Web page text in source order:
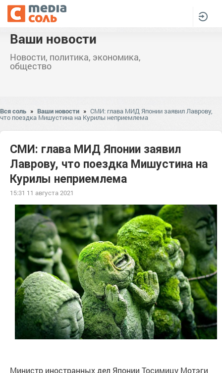
Ваши новости
Новости, политика, экономика,
общество
Вся соль » Ваши новости » СМИ: глава МИД Японии заявил Лаврову,
что поездка Мишустина на Курилы неприемлема
СМИ: глава МИД Японии заявил
Лаврову, что поездка Мишустина на
Курилы неприемлема
15:31 11 августа 2021
Министр иностранных дел Японии Тосимицу Мотэги